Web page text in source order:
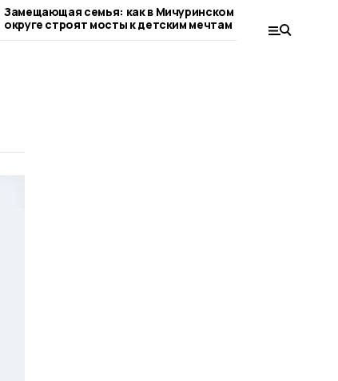
Замещающая семья: как в Мичуринском
округе строят мосты к детским мечтам